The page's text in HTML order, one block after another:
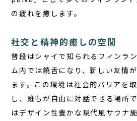
の疲れを癒します。
社交と精神的癒しの空間
普段はシャイで知られるフィンラ
ム内では饒舌になり、新しい友情
ます。この環境は社会的バリアを
し、誰もが自由に対話できる場所
はデザイン性豊かな現代風サウナ